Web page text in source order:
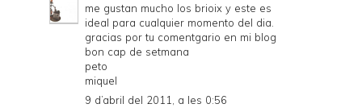
me gustan mucho los brioix y este es
ideal para cualquier momento del dia.
gracias por tu comentgario en mi blog
bon cap de setmana
peto
miquel
9 d’abril del 2011, a les 0:56